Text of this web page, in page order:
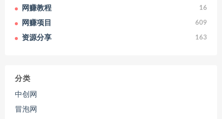
网赚教程 16
网赚项目 609
资源分享 163
分类
中创网
冒泡网